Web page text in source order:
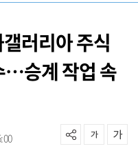
러리아 주식
…승계 작업 속